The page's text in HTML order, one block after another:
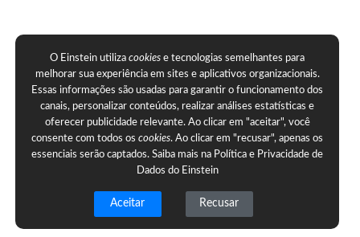
O Einstein utilizacookies e tecnologias semelhantes para
melhorar sua experiência em sites e aplicativos organizacionais.
Essas informações são usadas para garantir o funcionamento dos
canais, personalizar conteúdos, realizar análises estatísticas e
oferecer publicidade relevante. Ao clicar em "aceitar", você
consente com todos oscookies. Ao clicar em "recusar", apenas os
essenciais serão captados. Saiba mais na Política e Privacidade de
Dados do Einstein
Aceitar Recusar